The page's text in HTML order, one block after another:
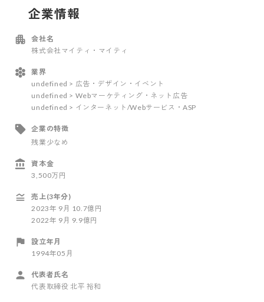
企業情報
会社名
株式会社マイティ・マイティ
業界
undefined > 広告・デザイン・イベント
undefined > Webマーケティング・ネット広告
undefined > インターネット/Webサービス・ASP
企業の特徴
残業少なめ
資本金
3,500万円
売上(3年分)
2023年 9 月 10.7億円
2022年 9 月 9.9億円
設立年月
1994年05月
代表者氏名
代表取締役 北平 裕和